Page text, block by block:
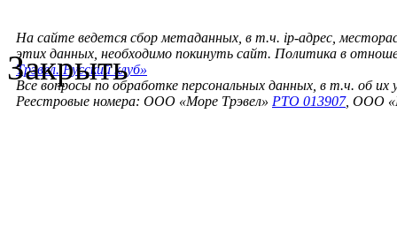
На сайте ведется сбор метаданных, в т.ч. ip-адрес,
этих данных, необходимо покинуть сайт. Политика в
Трэвел. Русский клуб»
Все вопросы по обработке персональных данных, в т.ч. об их
Реестровые номера: ООО «Море Трэвел» РТО 013907, ООО
Закрыть